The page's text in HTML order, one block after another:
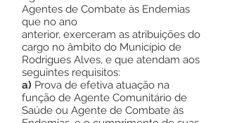
Agentes de Combate às Endemias
que no ano
anterior, exerceram as atribuições do
cargo no âmbito do Município de
Rodrigues Alves, e que atendam aos
seguintes requisitos:
a) Prova de efetiva atuação na
função de Agente Comunitário de
Saúde ou Agente de Combate às